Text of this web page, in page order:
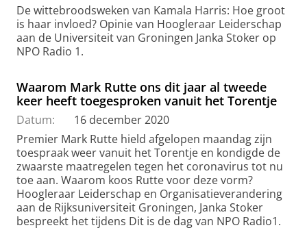
De wittebroodsweken van Kamala Harris: Hoe groot
is haar invloed? Opinie van Hoogleraar Leiderschap
aan de Universiteit van Groningen Janka Stoker op
NPO Radio 1.
Waarom Mark Rutte ons dit jaar al tweede
keer heeft toegesproken vanuit het Torentje
Datum:
16 december 2020
Premier Mark Rutte hield afgelopen maandag zijn
toespraak weer vanuit het Torentje en kondigde de
zwaarste maatregelen tegen het coronavirus tot nu
toe aan. Waarom koos Rutte voor deze vorm?
Hoogleraar Leiderschap en Organisatieverandering
aan de Rijksuniversiteit Groningen, Janka Stoker
bespreekt het tijdens Dit is de dag van NPO Radio1.